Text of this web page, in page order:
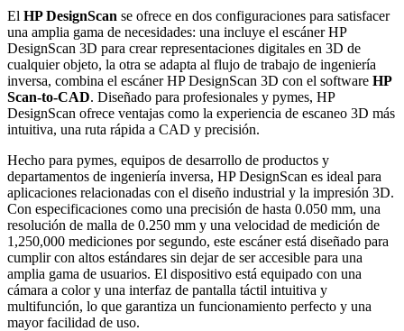
El HP DesignScan se ofrece en dos configuraciones para satisfacer
una amplia gama de necesidades: una incluye el escáner HP
DesignScan 3D para crear representaciones digitales en 3D de
cualquier objeto, la otra se adapta al flujo de trabajo de ingeniería
inversa, combina el escáner HP DesignScan 3D con el software HP
Scan-to-CAD. Diseñado para profesionales y pymes, HP
DesignScan ofrece ventajas como la experiencia de escaneo 3D más
intuitiva, una ruta rápida a CAD y precisión.
Hecho para pymes, equipos de desarrollo de productos y
departamentos de ingeniería inversa, HP DesignScan es ideal para
aplicaciones relacionadas con el diseño industrial y la impresión 3D.
Con especificaciones como una precisión de hasta 0.050 mm, una
resolución de malla de 0.250 mm y una velocidad de medición de
1,250,000 mediciones por segundo, este escáner está diseñado para
cumplir con altos estándares sin dejar de ser accesible para una
amplia gama de usuarios. El dispositivo está equipado con una
cámara a color y una interfaz de pantalla táctil intuitiva y
multifunción, lo que garantiza un funcionamiento perfecto y una
mayor facilidad de uso.